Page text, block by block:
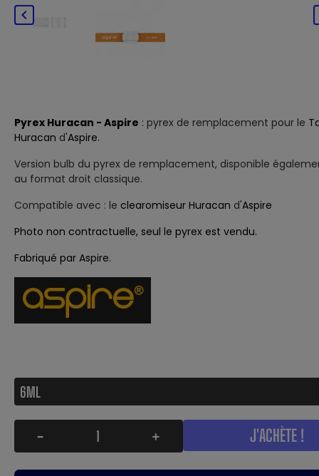

Pyrex Huracan - Aspire : pyrex de remplacement pour le
Huracan d'Aspire.
Version bulb du pyrex de remplacement, disponible
au format droit classique.
Compatible avec : le clearomiseur Huracan d'Aspire
Photo non contractuelle, seul le pyrex est vendu.
Fabriqué par Aspire.
- + J'ACHÈTE !